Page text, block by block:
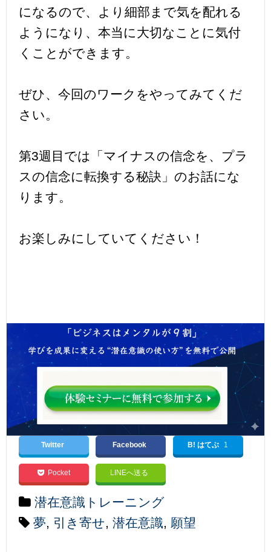
になるので、より細部まで気を配れる
ようになり、本当に大切なことに気付
くことができます。
ぜひ、今回のワークをやってみてくだ
さい。
第3週目では「マイナスの信念を、プラ
スの信念に転換する秘訣」のお話にな
ります。
お楽しみにしていてください！
Twitter Facebook B! はてぶ 1
Pocket LINEへ送る
潜在意識トレーニング
夢, 引き寄せ, 潜在意識, 願望